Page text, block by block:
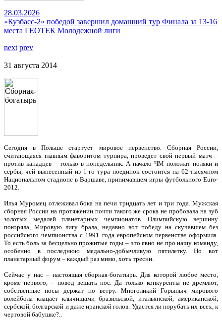
28.03.2026
«Кузбасс-2» победой завершил домашний тур Финала за 13-16
места ГЕОТЕК Молодежной лиги
next prev
31 августа 2014
Сегодня в Польше стартует мировое первенство. Сборная России,
считающаяся главным фаворитом турнира, проведет свой первый матч –
против канадцев – только в понедельник. А начало ЧМ положат поляки и
сербы, чей вынесенный из 1-го тура поединок состоится на 62-тысячном
Национальном стадионе в Варшаве, принимавшем игры футбольного Euro-
2012.
Илья Муромец отлеживал бока на печи тридцать лет и три года. Мужская
сборная России на протяжении почти такого же срока не пробовала на зуб
золотых медалей планетарных чемпионатов. Олимпийскую вершину
покоряла, Мировую лигу брала, недавно вот победу на скучавшем без
российского чемпионства с 1991 года европейском первенстве оформила.
То есть боль за бесцельно прожитые годы – это явно не про нашу команду,
особенно в последнюю медально-добычливую пятилетку. Но вот
планетарный форум – каждый раз мимо, хоть тресни.
Сейчас у нас – настоящая сборная-богатырь. Для которой любое место,
кроме первого, – повод вешать нос. Да только конкуренты не дремлют,
собственные носы держат по ветру. Многоликий Горыныч мирового
волейбола клацает клычищами бразильской, итальянской, американской,
сербской, болгарской и даже иранской голов. Удастся ли порубать их всех, к
чертовой бабушке?..